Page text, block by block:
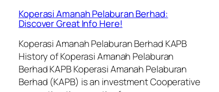
Koperasi Amanah Pelaburan Berhad:
Discover Great Info Here!
Koperasi Amanah Pelaburan Berhad KAPB
History of Koperasi Amanah Pelaburan
Berhad KAPB Koperasi Amanah Pelaburan
Berhad (KAPB) is an investment Cooperative